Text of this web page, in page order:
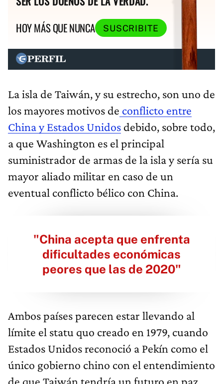
HOY MÁS QUE NUNCA
SUSCRIBITE
La isla de Taiwán, y su estrecho, son uno de
los mayores motivos de conflicto entre
China y Estados Unidos debido, sobre todo,
a que Washington es el principal
suministrador de armas de la isla y sería su
mayor aliado militar en caso de un
eventual conflicto bélico con China.
"China acepta que enfrenta
dificultades económicas
peores que las de 2020"
Ambos países parecen estar llevando al
límite el statu quo creado en 1979, cuando
Estados Unidos reconoció a Pekín como el
único gobierno chino con el entendimiento
de que Taiwán tendría un futuro en paz.